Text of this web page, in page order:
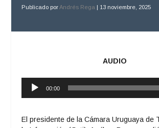
Publicado porAndrés Rega | 13 noviembre, 2025
AUDIO
Reproductor
00:00
El presidente de la Cámara Uruguaya de